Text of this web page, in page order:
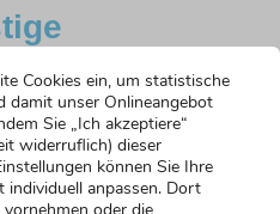
Cookies ein, um statistische
unser Onlineangebot
Sie „Ich akzeptiere“
widerruflich) dieser
können Sie Ihre
individuell anpassen. Dort